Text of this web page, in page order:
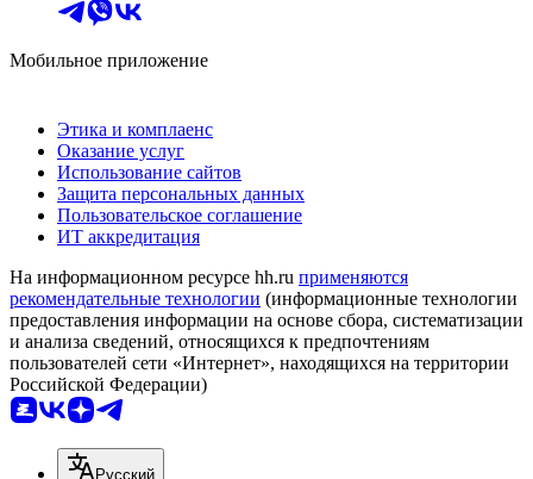
Мобильное приложение
Этика и комплаенс
Оказание услуг
Использование сайтов
Защита персональных данных
Пользовательское соглашение
ИТ аккредитация
На информационном ресурсе hh.ru применяются
рекомендательные технологии (информационные технологии
предоставления информации на основе сбора, систематизации
и анализа сведений, относящихся к предпочтениям
пользователей сети «Интернет», находящихся на территории
Российской Федерации)
Русский